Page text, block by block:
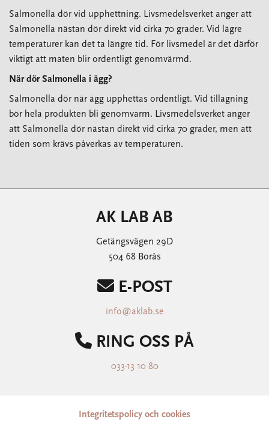
Salmonella dör vid upphettning. Livsmedelsverket anger att
Salmonella nästan dör direkt vid cirka 70 grader. Vid lägre
temperaturer kan det ta längre tid. För livsmedel är det därför
viktigt att maten blir ordentligt genomvärmd.
När dör Salmonella i ägg?
Salmonella dör när ägg upphettas ordentligt. Vid tillagning
bör hela produkten bli genomvarm. Livsmedelsverket anger
att Salmonella dör nästan direkt vid cirka 70 grader, men att
tiden som krävs påverkas av temperaturen.
AK LAB AB
Getängsvägen 29D
504 68 Borås
E-POST
info@aklab.se
 RING OSS PÅ
033-13 10 80
Integritetspolicy och cookies